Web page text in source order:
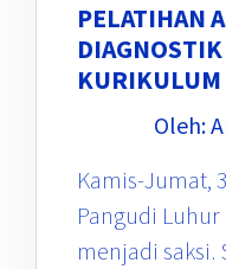
PELATIHAN
KURIKULUM
Oleh:
Kamis-Jumat,
Pangudi Luhur
menjadi saksi.